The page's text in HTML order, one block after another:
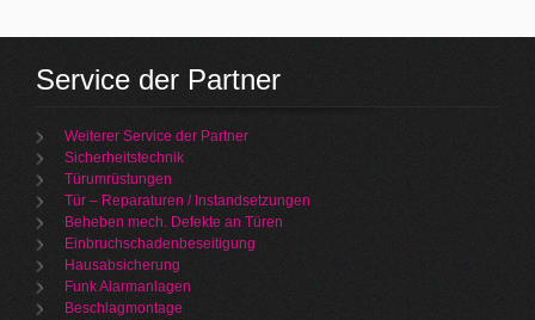
Service der Partner
Weiterer Service der Partner
Sicherheitstechnik
Türumrüstungen
Tür – Reparaturen / Instandsetzungen
Beheben mech. Defekte an Türen
Einbruchschadenbeseitigung
Hausabsicherung
Funk Alarmanlagen
Beschlagmontage